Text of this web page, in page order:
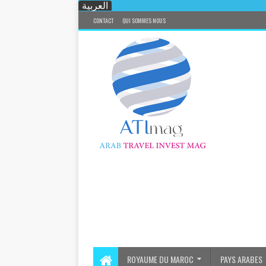
العربية
CONTACT QUI SOMMES NOUS
ROYAUME DU MAROC PAYS ARABES